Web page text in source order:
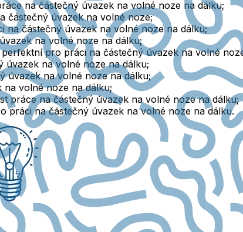
na částečný úvazek na volné noze na dálku;
částečný úvazek na volné noze;
na částečný úvazek na volné noze na dálku;
na volné noze na dálku;
pro práci na částečný úvazek na volné
úvazek na volné noze na dálku;
úvazek na volné noze na dálku;
volné noze na dálku;
práce na částečný úvazek na volné noze na dálku;
práci na částečný úvazek na volné noze na dálku.